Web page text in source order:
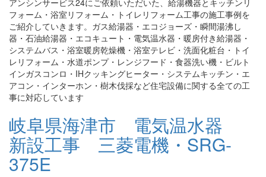
フォーム・浴室リフォーム・トイレリフォーム工事の施工事例を
ご紹介していきます。ガス給湯器・エコジョーズ・瞬間湯沸し
器・石油給湯器・エコキュート・電気温水器・暖房付き給湯器・
システムバス・浴室暖房乾燥機・浴室テレビ・洗面化粧台・トイ
レリフォーム・水道ポンプ・レンジフード・食器洗い機・ビルト
インガスコンロ・IHクッキングヒーター・システムキッチン・エ
アコン・インターホン・樹木伐採など住宅設備に関する全ての工
事に対応しています
岐阜県海津市 電気温水器
新設工事 三菱電機・SRG-
375E